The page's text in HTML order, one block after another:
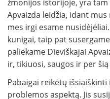
žmonijos istorijoje, yra
Apvaizda leidžia, idant
mes irgi esame
kunigai, taip pat
paliekame Dieviškajai
ir, tikiuosi, saugos ir per šią
Pabaigai reikėtų
problemos aspektą. Jis